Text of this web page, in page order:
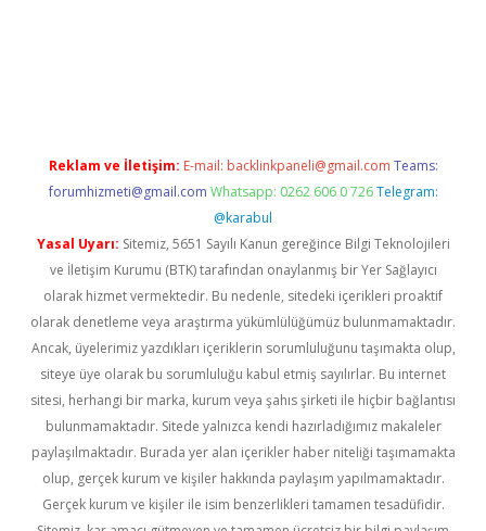
Reklam ve İletişim: E-mail: backlinkpaneli@gmail.com Teams:
forumhizmeti@gmail.com Whatsapp: 0262 606 0 726 Telegram:
@karabul
Yasal Uyarı: Sitemiz, 5651 Sayılı Kanun gereğince Bilgi Teknolojileri
ve İletişim Kurumu (BTK) tarafından onaylanmış bir Yer Sağlayıcı
olarak hizmet vermektedir. Bu nedenle, sitedeki içerikleri proaktif
olarak denetleme veya araştırma yükümlülüğümüz bulunmamaktadır.
Ancak, üyelerimiz yazdıkları içeriklerin sorumluluğunu taşımakta olup,
siteye üye olarak bu sorumluluğu kabul etmiş sayılırlar. Bu internet
sitesi, herhangi bir marka, kurum veya şahıs şirketi ile hiçbir bağlantısı
bulunmamaktadır. Sitede yalnızca kendi hazırladığımız makaleler
paylaşılmaktadır. Burada yer alan içerikler haber niteliği taşımamakta
olup, gerçek kurum ve kişiler hakkında paylaşım yapılmamaktadır.
Gerçek kurum ve kişiler ile isim benzerlikleri tamamen tesadüfidir.